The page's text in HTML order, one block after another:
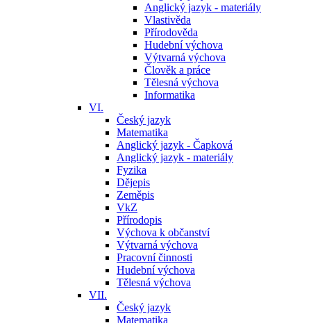
Anglický jazyk - materiály
Vlastivěda
Přírodověda
Hudební výchova
Výtvarná výchova
Člověk a práce
Tělesná výchova
Informatika
VI.
Český jazyk
Matematika
Anglický jazyk - Čapková
Anglický jazyk - materiály
Fyzika
Dějepis
Zeměpis
VkZ
Přírodopis
Výchova k občanství
Výtvarná výchova
Pracovní činnosti
Hudební výchova
Tělesná výchova
VII.
Český jazyk
Matematika